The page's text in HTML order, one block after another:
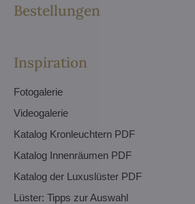
Bestellungen
Inspiration
Fotogalerie
Videogalerie
Katalog Kronleuchtern PDF
Katalog Innenräumen PDF
Katalog der Luxuslüster PDF
Lüster: Tipps zur Auswahl